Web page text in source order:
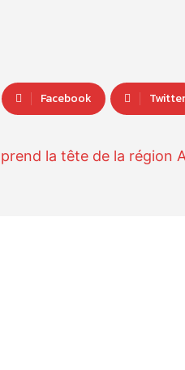
Facebook Twitter
la tête de la région